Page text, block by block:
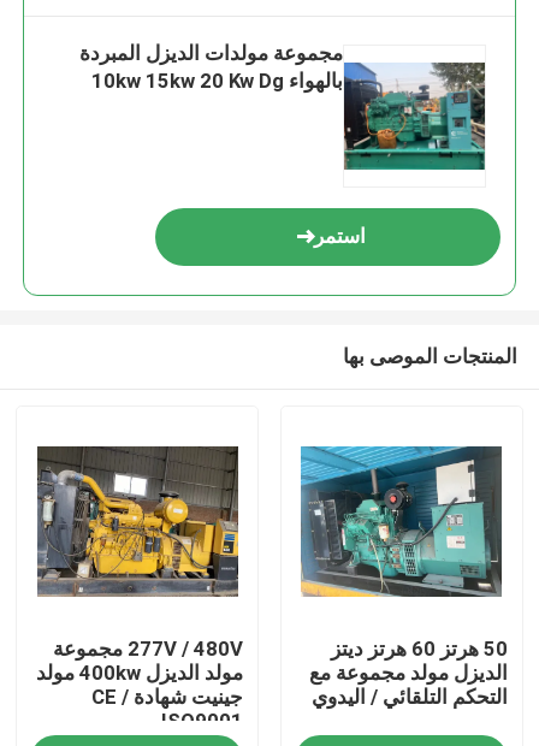
منزل
مجموعة مولدات الديزل المبردة
بالهواء 10kw 15kw 20 Kw Dg
استمر
المنتجات الموصى بها
50 هرتز 60 هرتز ديتز
الديزل مولد مجموعة مع
التحكم التلقائي / اليدوي
277V / 480V مجموعة
مولد الديزل 400kw مولد
جينيت شهادة CE /
ISO9001